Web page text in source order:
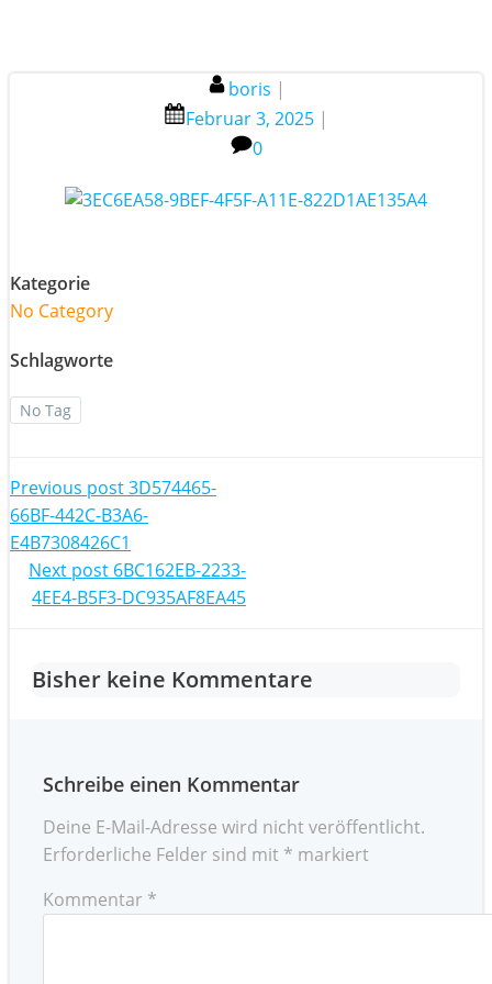
boris |
Februar 3, 2025 |
0
Kategorie
No Category
Schlagworte
No Tag
Post
navigation
Previous post3D574465-
66BF-442C-B3A6-
E4B7308426C1
Post
Next post 6BC162EB-2233-
4EE4-B5F3-DC935AF8EA45
Bisher keine Kommentare
Schreibe einen Kommentar
Deine E-Mail-Adresse wird nicht veröffentlicht.
Erforderliche Felder sind mit * markiert
Kommentar *